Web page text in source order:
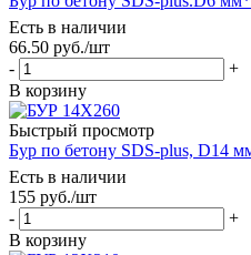
Есть в наличии
66.50 руб./шт
-
+
В корзину
Быстрый просмотр
Бур по бетону SDS-plus, D14
Есть в наличии
155 руб./шт
-
+
В корзину